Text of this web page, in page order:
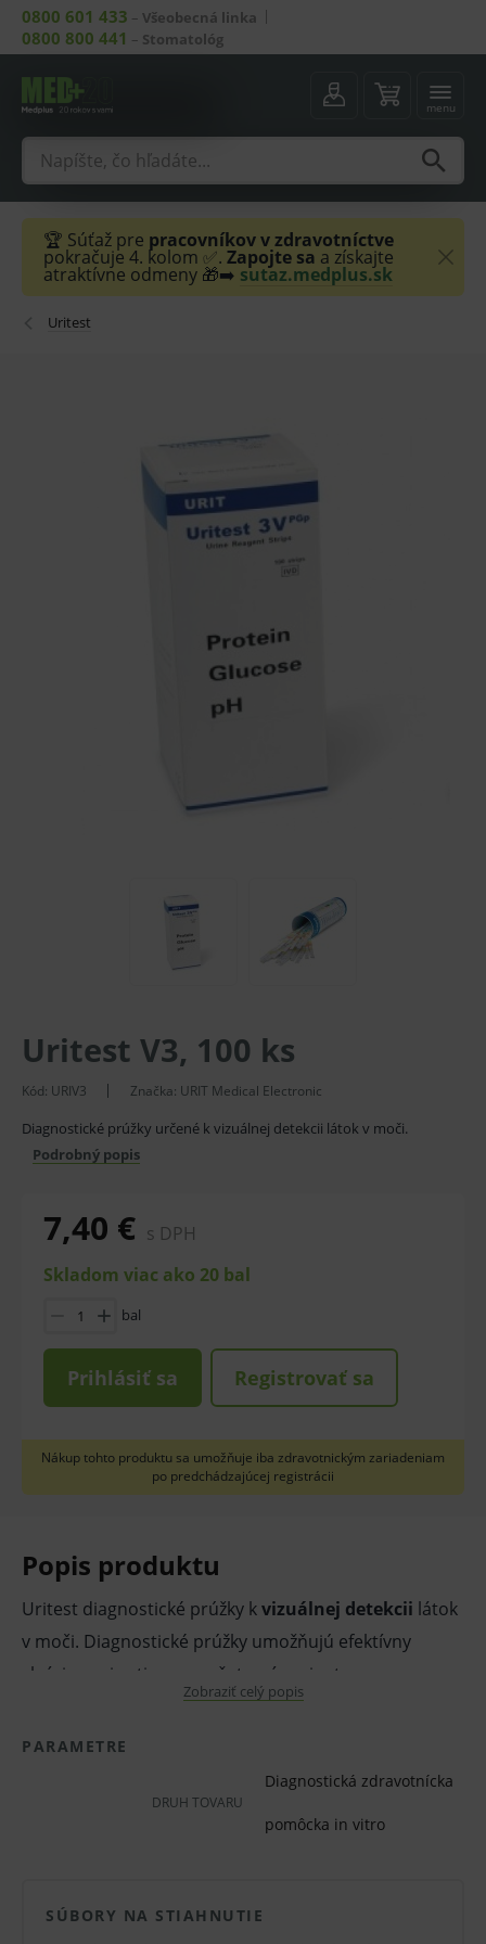
0800 601 433 – Všeobecná linka
0800 800 441 – Stomatológ
menu
🏆 Súťaž pre pracovníkov v zdravotníctve
pokračuje 4. kolom ✅. Zapojte sa a získajte
atraktívne odmeny 🎁➡️ sutaz.medplus.sk
Uritest
Uritest V3, 100 ks
Kód: URIV3 Značka: URIT Medical Electronic
Diagnostické prúžky určené k vizuálnej detekcii látok v moči.
Podrobný popis
7,40 € s DPH
Skladom viac ako 20 bal
bal
Prihlásiť sa Registrovať sa
Nákup tohto produktu sa umožňuje iba zdravotnickým zariadeniam
po predchádzajúcej registrácii
Popis produktu
Uritest diagnostické prúžky kvizuálnej detekcii látok
v moči. Diagnostické prúžky umožňujú efektívny
skríning pri rutinnom vyšetrení pacienta a
monitorovaní následnej liečby. Pomáhajú overiť
prítomnosť bielkoviny a ďalších látok v moči.
Jednoduché použitie s rýchlym výsledkom. Určené pre
jednorazové použitie.
moči:
Zobraziť celý popis
PARAMETRE
DRUH TOVARU
Diagnostická zdravotnícka
pomôcka in vitro
SÚBORY NA STIAHNUTIE